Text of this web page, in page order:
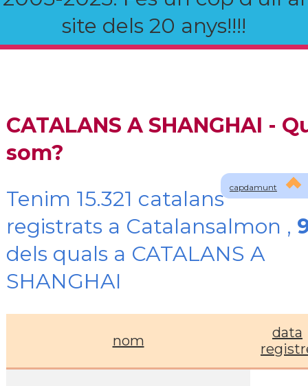
site dels 20 anys!!!!
capdamunt
CATALANS A SHANGHAI -
som?
Tenim 15.321 catalans
registrats a Catalansalmon ,
dels quals a CATALANS A
SHANGHAI
nom
data